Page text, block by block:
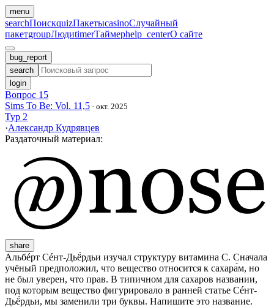
menu
searchПоискquizПакетыcasinoСлучайный
пакетgroupЛюдиtimerТаймерhelp_centerО сайте
bug_report
search
login
Вопрос 15
Sims To Be: Vol. 11,5 · окт. 2025
Тур 2
·Александр Кудрявцев
Раздаточный материал:
share
Альбéрт Сéнт-Дьё́рдьи изучал структуру витамина С. Сначала
учёный предположил, что вещество относится к сахара́м, но
не был уверен, что прав. В типичном для сахаров названии,
под которым вещество фигурировало в ранней статье Сéнт-
Дьё́рдьи, мы заменили три буквы. Напишите это название.